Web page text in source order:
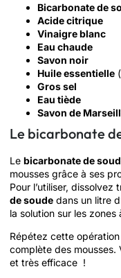
Bicarbonate de
Acide citrique
Vinaigre blanc
Eau chaude
Savon noir
Huile essentielle
Gros sel
Eau tiède
Savon de
Le bicarbonate
Le bicarbonate de
mousses grâce à ses
Pour l’utiliser, dissolvez
de soude dans un litre
la solution sur les zones
Répétez cette
complète des mousses.
et très efficace !